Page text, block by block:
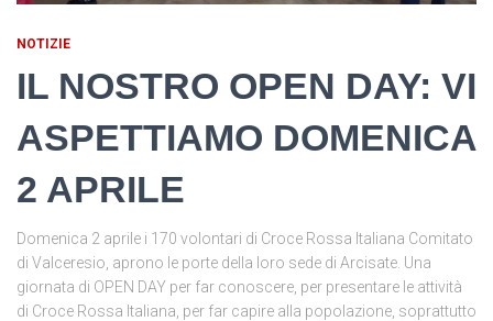
NOTIZIE
IL NOSTRO OPEN DAY: VI
ASPETTIAMO DOMENICA
2 APRILE
Domenica 2 aprile i 170 volontari di Croce Rossa Italiana Comitato
di Valceresio, aprono le porte della loro sede di Arcisate. Una
giornata di OPEN DAY per far conoscere, per presentare le attività
di Croce Rossa Italiana, per far capire alla popolazione, soprattutto